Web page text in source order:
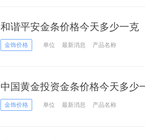
和谐平安金条价格今天多少一克
金饰价格 单位 最新消息 产品名称
中国黄金投资金条价格今天多少
金饰价格 单位 最新消息 产品名称